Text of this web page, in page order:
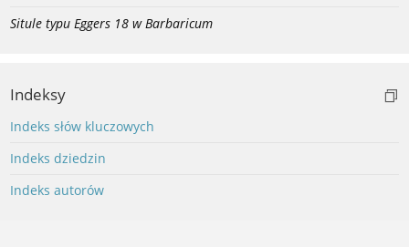
Situle typu Eggers 18 w Barbaricum
Indeksy
Indeks słów kluczowych
Indeks dziedzin
Indeks autorów